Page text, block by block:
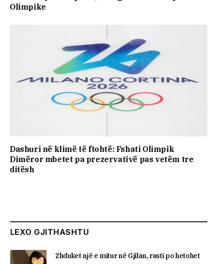
Olimpike
Dashuri në klimë të ftohtë: Fshati Olimpik
Dimëror mbetet pa prezervativë pas vetëm tre
ditësh
LEXO GJITHASHTU
Zhduket një e mitur në Gjilan, rasti po hetohet